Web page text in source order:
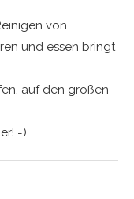
von
und essen bringt
auf den großen
=)